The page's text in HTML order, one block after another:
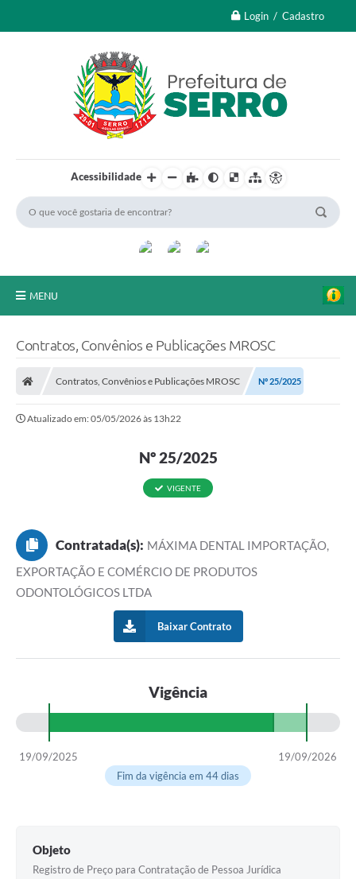
Login / Cadastro
Acessibilidade
MENU
Processo Seletivo/Concurso Público
Taxas de Inscrição/Guia de Arrecadação / Tributos
Plano Diretor Participativo de Serro/MG
Planejamento e Orçamento Público: PPA - LOA -
LDO
Licitações
Horário - Linhas Municipais de Coletivos
Lei Aldir Blanc
Chamamento Público
Contratos, Convênios e Publicações MROSC
Contratos, Convênios e Publicações MROSC Nº 25/2025
Atualizado em: 05/05/2026 às 13h22
Nº 25/2025
VIGENTE
Contratada(s): MÁXIMA DENTAL IMPORTAÇÃO,
EXPORTAÇÃO E COMÉRCIO DE PRODUTOS
ODONTOLÓGICOS LTDA
Baixar Contrato
Vigência
19/09/2025
19/09/2026
Fim da vigência em 44 dias
Objeto
Registro de Preço para Contratação de Pessoa Jurídica